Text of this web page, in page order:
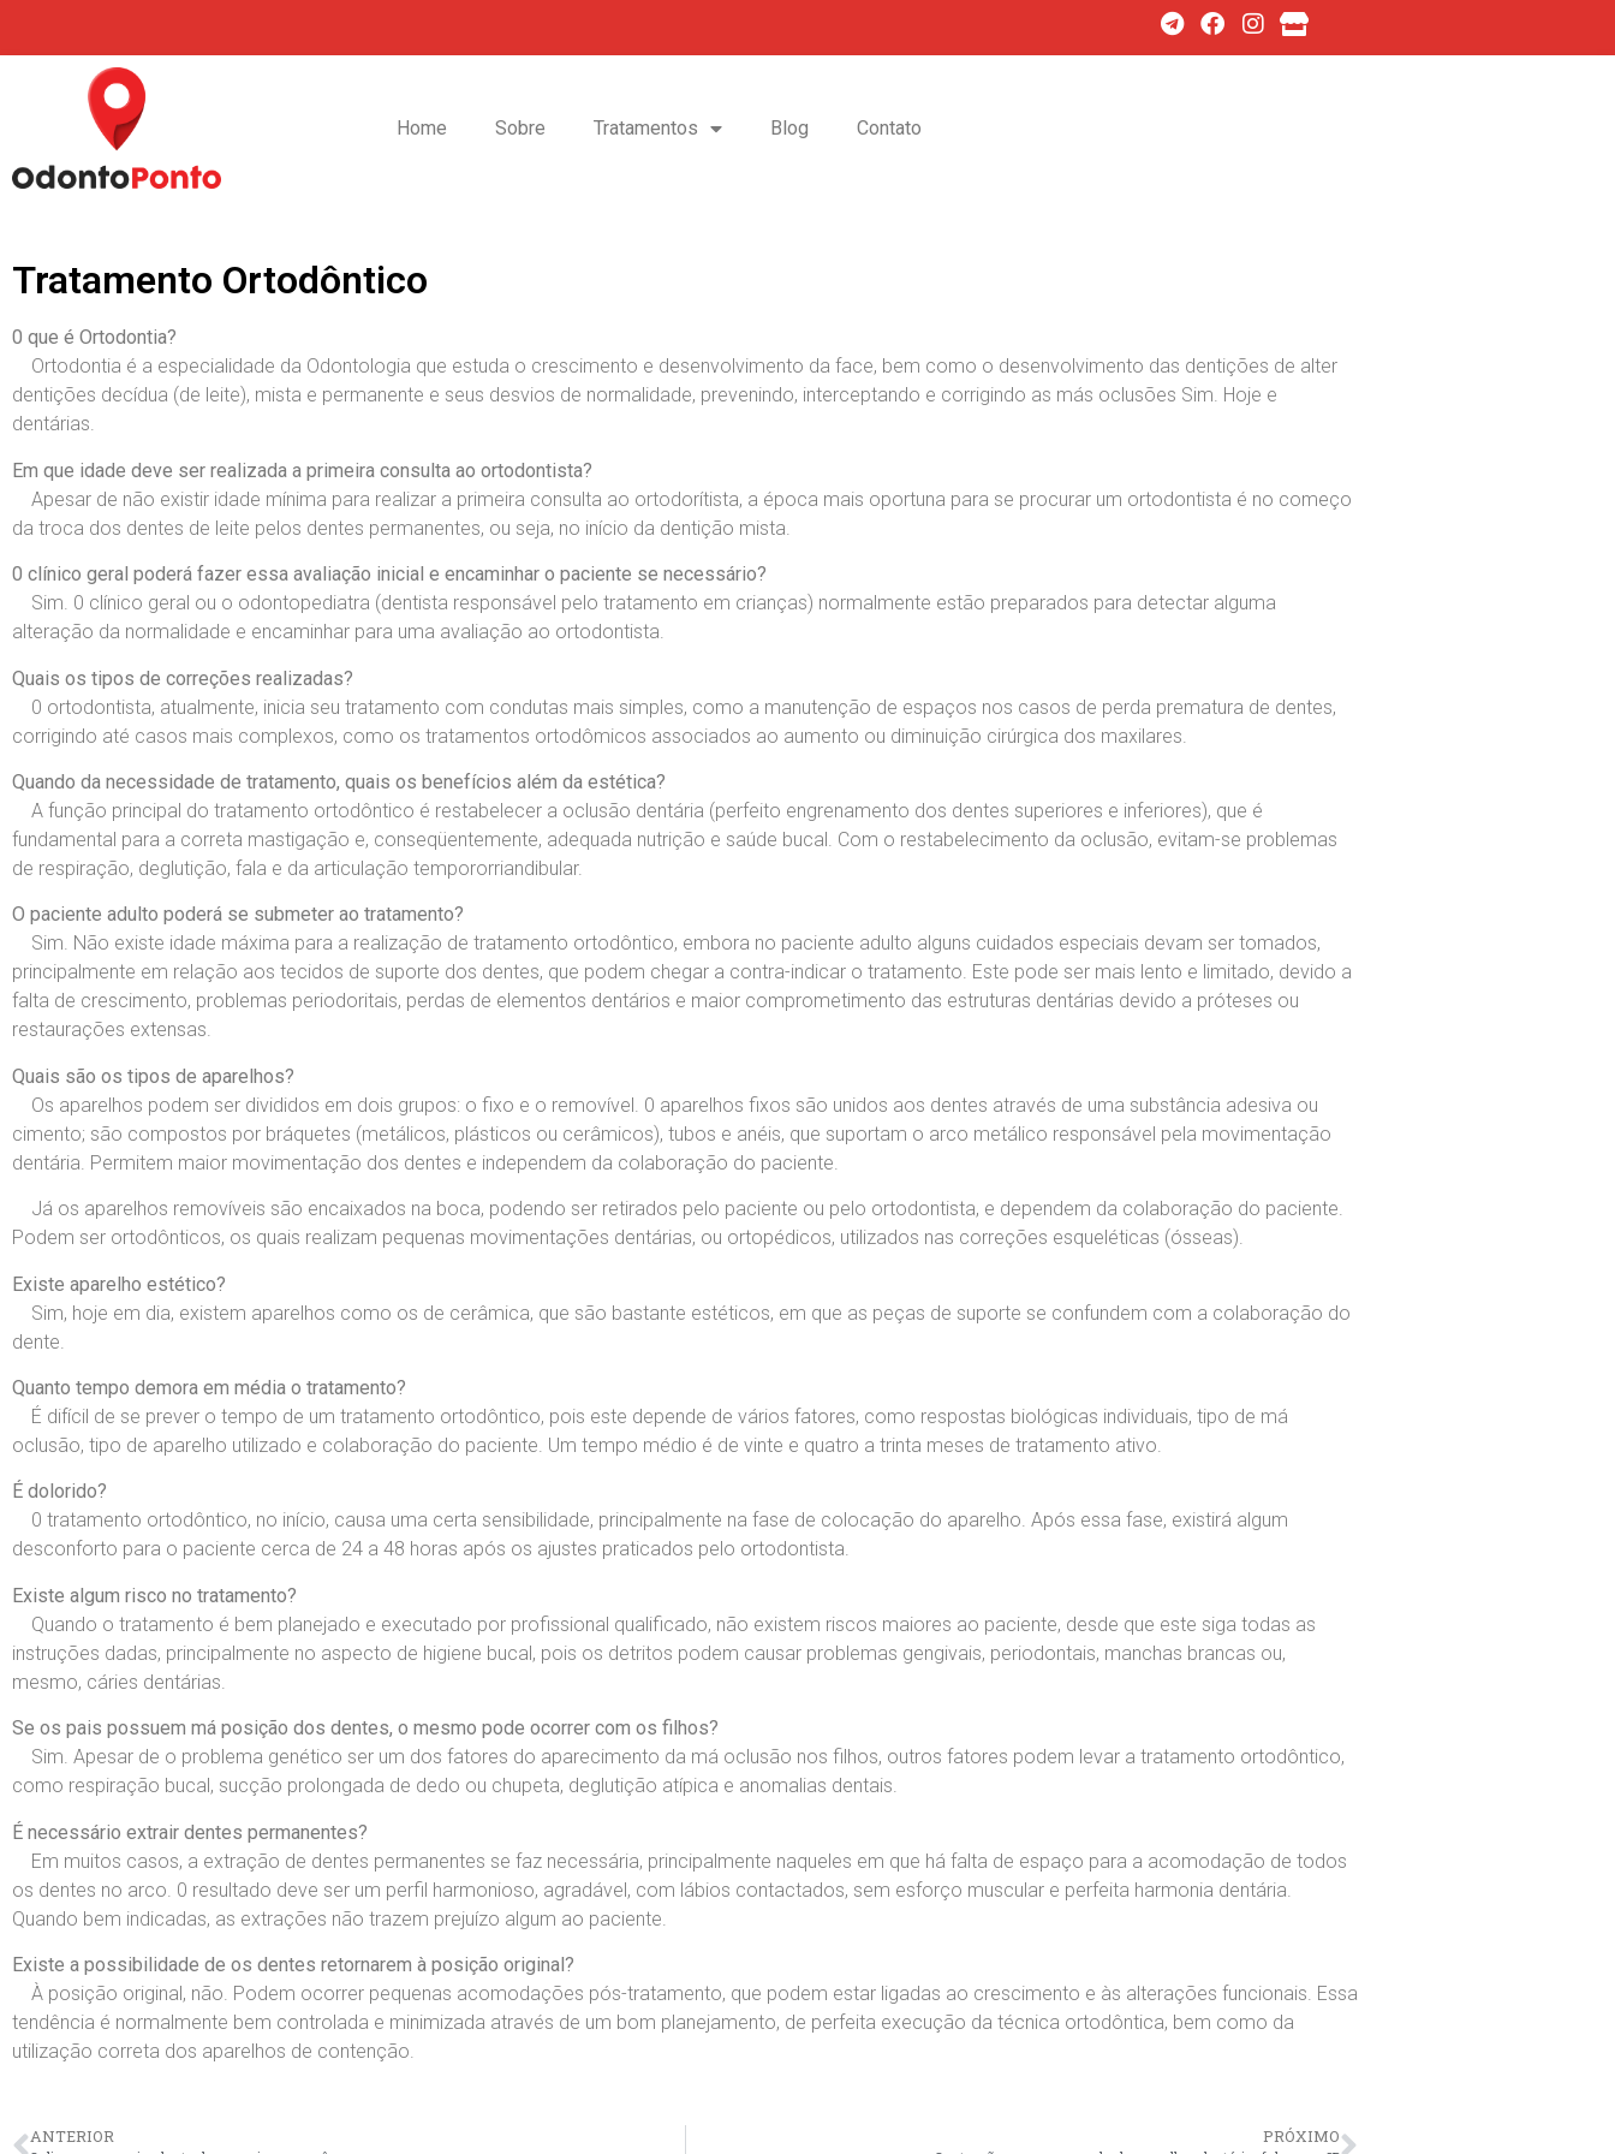
Home Sobre Tratamentos Blog Contato
Tratamento Ortodôntico
0 que é Ortodontia?
Ortodontia é a especialidade da Odontologia que estuda o crescimento e desenvolvimento da face, bem como o desenvolvimento das dentições de alter
dentições decídua (de leite), mista e permanente e seus desvios de normalidade, prevenindo, interceptando e corrigindo as más oclusões Sim. Hoje e
dentárias.
Em que idade deve ser realizada a primeira consulta ao ortodontista?
Apesar de não existir idade mínima para realizar a primeira consulta ao ortodorítista, a época mais oportuna para se procurar um ortodontista é no começo
da troca dos dentes de leite pelos dentes permanentes, ou seja, no início da dentição mista.
0 clínico geral poderá fazer essa avaliação inicial e encaminhar o paciente se necessário?
Sim. 0 clínico geral ou o odontopediatra (dentista responsável pelo tratamento em crianças) normalmente estão preparados para detectar alguma
alteração da normalidade e encaminhar para uma avaliação ao ortodontista.
Quais os tipos de correções realizadas?
0 ortodontista, atualmente, inicia seu tratamento com condutas mais simples, como a manutenção de espaços nos casos de perda prematura de dentes,
corrigindo até casos mais complexos, como os tratamentos ortodômicos associados ao aumento ou diminuição cirúrgica dos maxilares.
Quando da necessidade de tratamento, quais os benefícios além da estética?
A função principal do tratamento ortodôntico é restabelecer a oclusão dentária (perfeito engrenamento dos dentes superiores e inferiores), que é
fundamental para a correta mastigação e, conseqüentemente, adequada nutrição e saúde bucal. Com o restabelecimento da oclusão, evitam-se problemas
de respiração, deglutição, fala e da articulação tempororriandibular.
O paciente adulto poderá se submeter ao tratamento?
Sim. Não existe idade máxima para a realização de tratamento ortodôntico, embora no paciente adulto alguns cuidados especiais devam ser tomados,
principalmente em relação aos tecidos de suporte dos dentes, que podem chegar a contra-indicar o tratamento. Este pode ser mais lento e limitado, devido a
falta de crescimento, problemas periodoritais, perdas de elementos dentários e maior comprometimento das estruturas dentárias devido a próteses ou
restaurações extensas.
Quais são os tipos de aparelhos?
Os aparelhos podem ser divididos em dois grupos: o fixo e o removível. 0 aparelhos fixos são unidos aos dentes através de uma substância adesiva ou
cimento; são compostos por bráquetes (metálicos, plásticos ou cerâmicos), tubos e anéis, que suportam o arco metálico responsável pela movimentação
dentária. Permitem maior movimentação dos dentes e independem da colaboração do paciente.
Já os aparelhos removíveis são encaixados na boca, podendo ser retirados pelo paciente ou pelo ortodontista, e dependem da colaboração do paciente.
Podem ser ortodônticos, os quais realizam pequenas movimentações dentárias, ou ortopédicos, utilizados nas correções esqueléticas (ósseas).
Existe aparelho estético?
Sim, hoje em dia, existem aparelhos como os de cerâmica, que são bastante estéticos, em que as peças de suporte se confundem com a colaboração do
dente.
Quanto tempo demora em média o tratamento?
É difícil de se prever o tempo de um tratamento ortodôntico, pois este depende de vários fatores, como respostas biológicas individuais, tipo de má
oclusão, tipo de aparelho utilizado e colaboração do paciente. Um tempo médio é de vinte e quatro a trinta meses de tratamento ativo.
É dolorido?
0 tratamento ortodôntico, no início, causa uma certa sensibilidade, principalmente na fase de colocação do aparelho. Após essa fase, existirá algum
desconforto para o paciente cerca de 24 a 48 horas após os ajustes praticados pelo ortodontista.
Existe algum risco no tratamento?
Quando o tratamento é bem planejado e executado por profissional qualificado, não existem riscos maiores ao paciente, desde que este siga todas as
instruções dadas, principalmente no aspecto de higiene bucal, pois os detritos podem causar problemas gengivais, periodontais, manchas brancas ou,
mesmo, cáries dentárias.
Se os pais possuem má posição dos dentes, o mesmo pode ocorrer com os filhos?
Sim. Apesar de o problema genético ser um dos fatores do aparecimento da má oclusão nos filhos, outros fatores podem levar a tratamento ortodôntico,
como respiração bucal, sucção prolongada de dedo ou chupeta, deglutição atípica e anomalias dentais.
É necessário extrair dentes permanentes?
Em muitos casos, a extração de dentes permanentes se faz necessária, principalmente naqueles em que há falta de espaço para a acomodação de todos
os dentes no arco. 0 resultado deve ser um perfil harmonioso, agradável, com lábios contactados, sem esforço muscular e perfeita harmonia dentária.
Quando bem indicadas, as extrações não trazem prejuízo algum ao paciente.
Existe a possibilidade de os dentes retornarem à posição original?
À posição original, não. Podem ocorrer pequenas acomodações pós-tratamento, que podem estar ligadas ao crescimento e às alterações funcionais. Essa
tendência é normalmente bem controlada e minimizada através de um bom planejamento, de perfeita execução da técnica ortodôntica, bem como da
utilização correta dos aparelhos de contenção.
ANTERIOR PRÓXIMO